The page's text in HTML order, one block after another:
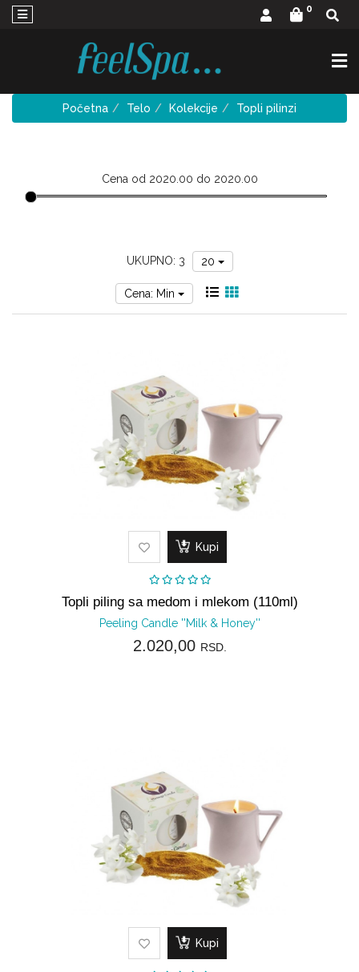
0
Početna Telo Kolekcije Topli pilinzi
Cena od 2020.00 do 2020.00
UKUPNO: 3 20
Cena: Min
Kupi
Topli piling sa medom i mlekom (110ml)
Peeling Candle ''Milk & Honey''
2.020,00 RSD.
Kupi